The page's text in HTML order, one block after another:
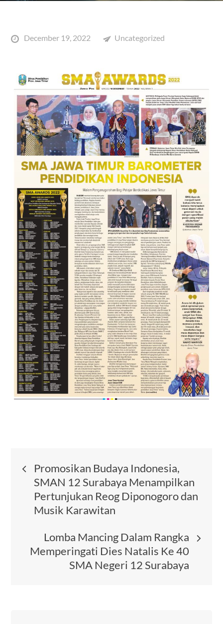
PostedDecember 19, 2022 Uncategorized
Post
navigation
Promosikan Budaya Indonesia,
SMAN 12 Surabaya Menampilkan
Pertunjukan Reog Diponogoro dan
Musik Karawitan
Lomba Mancing Dalam Rangka
Memperingati Dies Natalis Ke 40
SMA Negeri 12 Surabaya